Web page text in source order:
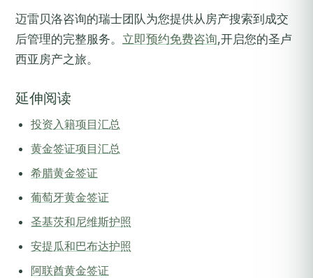
迈雷贝洛咨询的瑞士团队为您提供从房产搜索到成交
后管理的完整服务。 立即预约免费咨询,开启您的圣卢
西亚房产之旅。
延伸阅读
投资入籍项目汇总
黄金签证项目汇总
希腊黄金签证
葡萄牙黄金签证
圣基茨和尼维斯护照
安提瓜和巴布达护照
阿联酋黄金签证